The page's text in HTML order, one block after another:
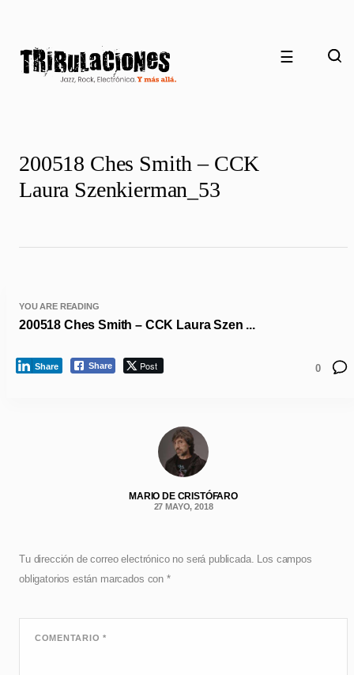
☰
200518 Ches Smith – CCK
Laura Szenkierman_53
YOU ARE READING
200518 Ches Smith – CCK Laura Szen ...
Share Post
Share 0
MARIO DE CRISTÓFARO
27 MAYO, 2018
Tu dirección de correo electrónico no será publicada. Los campos
obligatorios están marcados con *
COMENTARIO*